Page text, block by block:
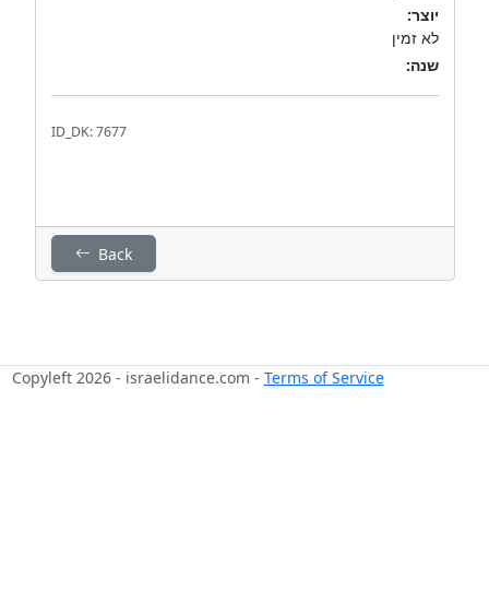
יוצר:
לא זמין
שנה:
ID_DK: 7677
Back
Copyleft 2026 - israelidance.com - Terms of Service